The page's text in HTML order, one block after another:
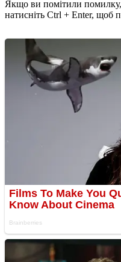
Якщо ви помітили помилку,
натисніть Ctrl + Enter, щоб